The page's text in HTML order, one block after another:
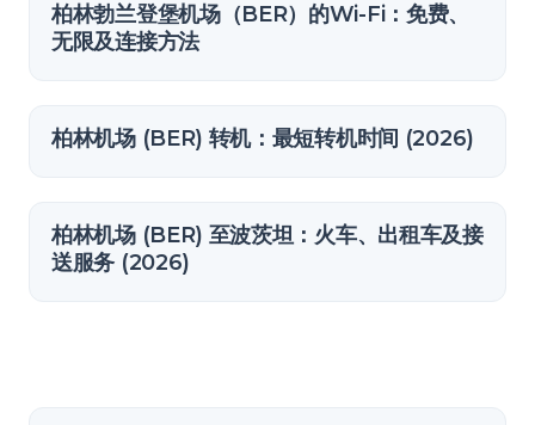
柏林勃兰登堡机场（BER）的Wi-Fi：免费、
无限及连接方法
柏林机场 (BER) 转机：最短转机时间 (2026)
柏林机场 (BER) 至波茨坦：火车、出租车及接
送服务 (2026)